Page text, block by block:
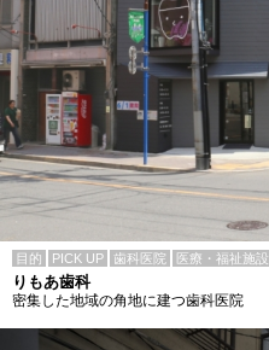
目的 PICK UP 歯科医院 医療・福祉施設
りもあ歯科
密集した地域の角地に建つ歯科医院